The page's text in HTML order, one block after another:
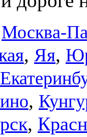
Москва-
, Яя,
,
,